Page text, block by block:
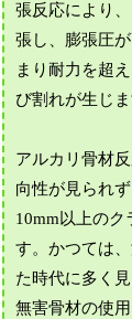
張反応により
張し、膨張圧
まり耐力を超
び割れが生じま
アルカリ骨材
向性が見られ
10mm以上のク
す。かつては
た時代に多く
無害骨材の使